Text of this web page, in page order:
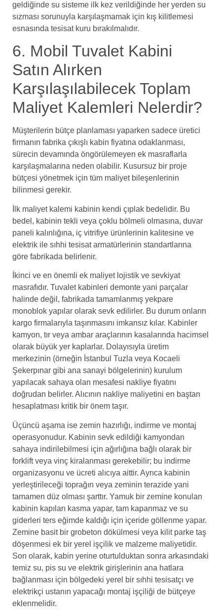
geldiğinde su sisteme ilk kez verildiğinde her yerden su
sızması sorunuyla karşılaşmamak için kış kilitlemesi
esnasında tesisat kuru bırakılmalıdır.
6. Mobil Tuvalet Kabini
Satın Alırken
Karşılaşılabilecek Toplam
Maliyet Kalemleri Nelerdir?
Müşterilerin bütçe planlaması yaparken sadece üretici
firmanın fabrika çıkışlı kabin fiyatına odaklanması,
sürecin devamında öngörülemeyen ek masraflarla
karşılaşmalarına neden olabilir. Kusursuz bir proje
bütçesi yönetmek için tüm maliyet bileşenlerinin
bilinmesi gerekir.
İlk maliyet kalemi kabinin kendi çıplak bedelidir. Bu
bedel, kabinin tekli veya çoklu bölmeli olmasına, duvar
paneli kalınlığına, iç vitrifiye ürünlerinin kalitesine ve
elektrik ile sıhhi tesisat armatürlerinin standartlarına
göre fabrikada belirlenir.
İkinci ve en önemli ek maliyet lojistik ve sevkiyat
masrafıdır. Tuvalet kabinleri demonte yani parçalar
halinde değil, fabrikada tamamlanmış yekpare
monoblok yapılar olarak sevk edilirler. Bu durum onların
kargo firmalarıyla taşınmasını imkansız kılar. Kabinler
kamyon, tır veya ambar araçlarının kasalarında hacimsel
olarak büyük yer kaplarlar. Dolayısıyla üretim
merkezinin (örneğin İstanbul Tuzla veya Kocaeli
Şekerpınar gibi ana sanayi bölgelerinin) kurulum
yapılacak sahaya olan mesafesi nakliye fiyatını
doğrudan belirler. Alıcının nakliye maliyetini en baştan
hesaplatması kritik bir önem taşır.
Üçüncü aşama ise zemin hazırlığı, indirme ve montaj
operasyonudur. Kabinin sevk edildiği kamyondan
sahaya indirilebilmesi için ağırlığına bağlı olarak bir
forklift veya vinç kiralanması gerekebilir; bu indirme
organizasyonu ve ücreti alıcıya aittir. Ayrıca kabinin
yerleştirileceği toprağın veya zeminin terazide yani
tamamen düz olması şarttır. Yamuk bir zemine konulan
kabinin kapıları kasma yapar, tam kapanmaz ve su
giderleri ters eğimde kaldığı için içeride göllenme yapar.
Zemine basit bir grobeton dökülmesi veya kilit parke taş
döşenmesi ek bir yerel işçilik ve malzeme maliyetidir.
Son olarak, kabin yerine oturtulduktan sonra arkasındaki
temiz su, pis su ve elektrik girişlerinin ana hatlara
bağlanması için bölgedeki yerel bir sıhhi tesisatçı ve
elektrikçi ustanın yapacağı montaj işçiliği de bütçeye
eklenmelidir.